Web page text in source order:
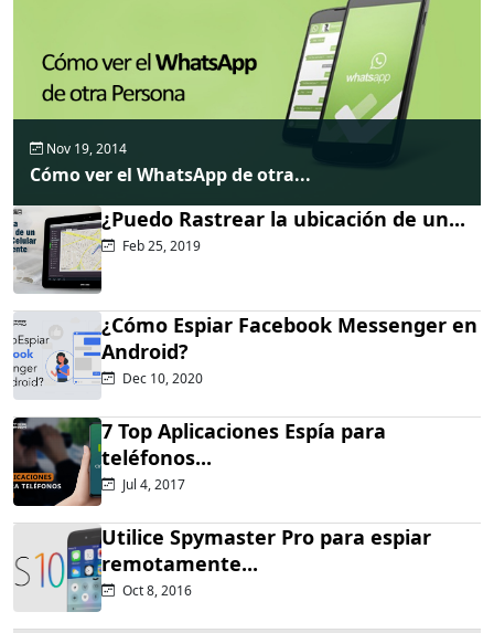
Nov 19, 2014
Cómo ver el WhatsApp de otra...
¿Puedo Rastrear la ubicación de un...
Feb 25, 2019
¿Cómo Espiar Facebook Messenger en
Android?
Dec 10, 2020
7 Top Aplicaciones Espía para
teléfonos...
Jul 4, 2017
Utilice Spymaster Pro para espiar
remotamente...
Oct 8, 2016